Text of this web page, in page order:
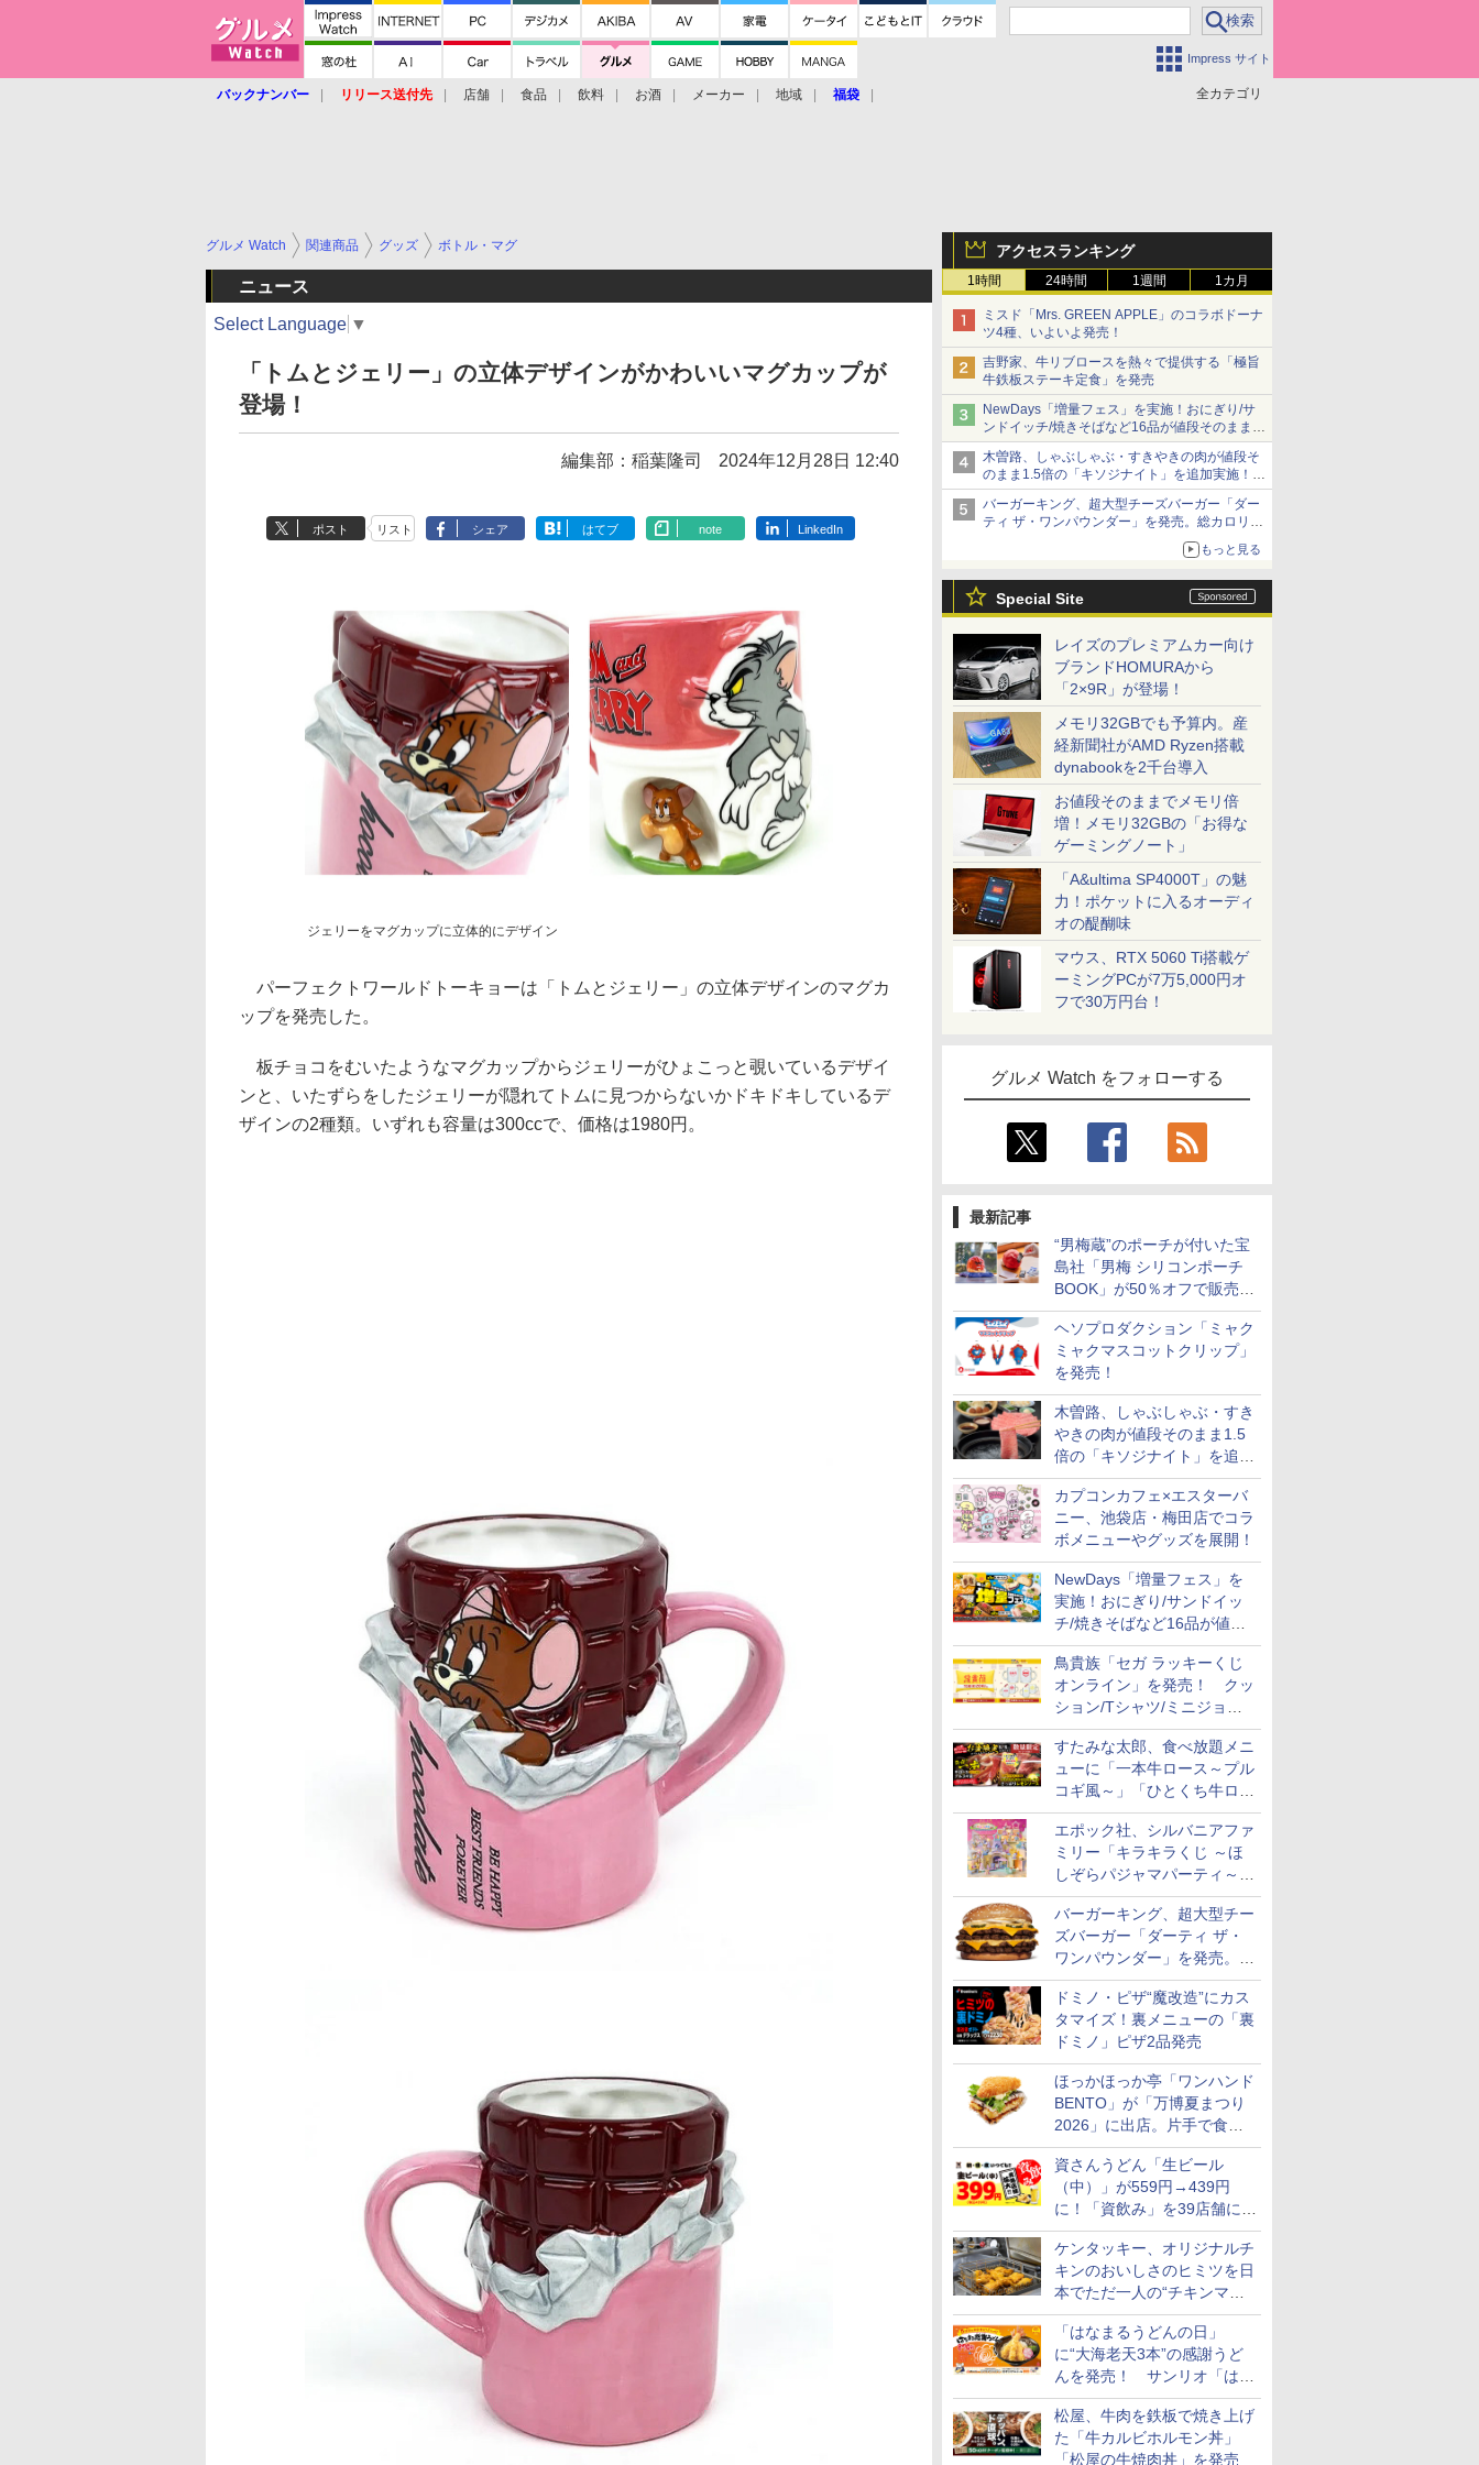
Impress サイト
全カテゴリ
バックナンバー リリース送付先 店舗 食品 飲料 お酒 メーカー 地域 福袋
アクセスランキング
1時間 24時間 1週間 1カ月
ミスド「Mrs. GREEN APPLE」のコラボドーナ
ツ4種、いよいよ発売！
吉野家、牛リブロースを熱々で提供する「極旨
牛鉄板ステーキ定食」を発売
NewDays「増量フェス」を実施！おにぎり/サ
ンドイッチ/焼きそばなど16品が値段そのままで
ボリュームアップ
木曽路、しゃぶしゃぶ・すきやきの肉が値段そ
のまま1.5倍の「キソジナイト」を追加実施！
水・日曜夜限定
バーガーキング、超大型チーズバーガー「ダー
ティ ザ・ワンパウンダー」を発売。総カロリー
もっと見る
Special Site
レイズのプレミアムカー向け
ブランドHOMURAから
「2×9R」が登場！
メモリ32GBでも予算内。産
経新聞社がAMD Ryzen搭載
dynabookを2千台導入
お値段そのままでメモリ倍
増！メモリ32GBの「お得な
ゲーミングノート」
「A&ultima SP4000T」の魅
力！ポケットに入るオーディ
オの醍醐味
マウス、RTX 5060 Ti搭載ゲ
ーミングPCが7万5,000円オ
フで30万円台！
グルメ Watch をフォローする
最新記事
“男梅蔵”のポーチが付いた宝
島社「男梅 シリコンポーチ
BOOK」が50％オフで販売
中！
ヘソプロダクション「ミャク
ミャクマスコットクリップ」
を発売！
木曽路、しゃぶしゃぶ・すき
やきの肉が値段そのまま1.5
倍の「キソジナイト」を追加
実施！水・日曜夜限定
カプコンカフェ×エスターバ
ニー、池袋店・梅田店でコラ
ボメニューやグッズを展開！
NewDays「増量フェス」を
実施！おにぎり/サンドイッ
チ/焼きそばなど16品が値段
そのままでボリュームアップ
鳥貴族「セガ ラッキーくじ
オンライン」を発売！ クッ
ション/Tシャツ/ミニジョッ
キ/ステッカーなど全7賞
すたみな太郎、食べ放題メニ
ューに「一本牛ロース～プル
コギ風～」「ひとくち牛ロー
スステーキ」をお盆限定で追
加
エポック社、シルバニアファ
ミリー「キラキラくじ ～ほ
しぞらパジャマパーティ～」
を発売。人形/家具/建物など
バーガーキング、超大型チー
ズバーガー「ダーティ ザ・
ワンパウンダー」を発売。総
カロリー約1656kcal、総重量
約527g！
ドミノ・ピザ“魔改造”にカス
タマイズ！裏メニューの「裏
ドミノ」ピザ2品発売
ほっかほっか亭「ワンハンド
BENTO」が「万博夏まつり
2026」に出店。片手で食べ
られる海苔弁や和牛きんぴら
を販売
資さんうどん「生ビール
（中）」が559円→439円
に！「資飲み」を39店舗に拡
大
ケンタッキー、オリジナルチ
キンのおいしさのヒミツを日
本でただ一人の“チキンマイ
スター”笠原氏から学んでき
た「はなまるうどんの日」
に“大海老天3本”の感謝うど
んを発売！ サンリオ「はな
まるおばけ」のシール/キャ
ンディなども
松屋、牛肉を鉄板で焼き上げ
た「牛カルビホルモン丼」
「松屋の牛焼肉丼」を発売
グルメ Watch 関連商品 グッズ ボトル・マグ
ニュース
Select Language ▼
「トムとジェリー」の立体デザインがかわいいマグカップが
登場！
編集部：稲葉隆司 2024年12月28日 12:40
ポスト リスト シェア はてブ note LinkedIn
ジェリーをマグカップに立体的にデザイン
パーフェクトワールドトーキョーは「トムとジェリー」の立体デザインのマグカ
ップを発売した。
板チョコをむいたようなマグカップからジェリーがひょこっと覗いているデザイ
ンと、いたずらをしたジェリーが隠れてトムに見つからないかドキドキしているデ
ザインの2種類。いずれも容量は300ccで、価格は1980円。